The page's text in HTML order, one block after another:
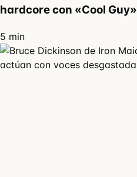
hardcore con «Cool Guy»
5 min